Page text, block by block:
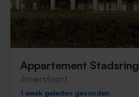
Appartement Stadsring
Amersfoort
1 week geleden gevonden